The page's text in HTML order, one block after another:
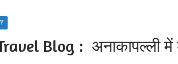
Blog : अनाकापल्ली